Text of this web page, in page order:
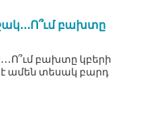
բախտը
բախտը կբերի
ամեն տեսակ բարդ